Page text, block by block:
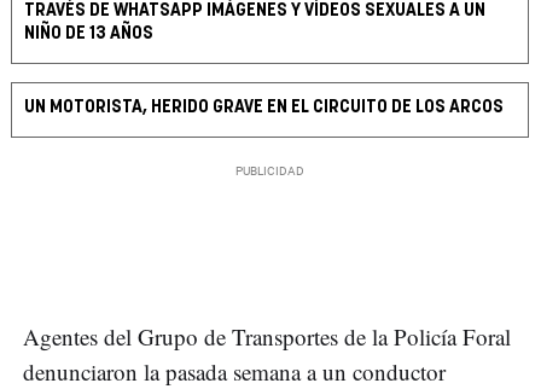
TRAVÉS DE WHATSAPP IMÁGENES Y VÍDEOS SEXUALES A UN
NIÑO DE 13 AÑOS
UN MOTORISTA, HERIDO GRAVE EN EL CIRCUITO DE LOS ARCOS
Agentes del Grupo de Transportes de la Policía Foral
denunciaron la pasada semana a un conductor